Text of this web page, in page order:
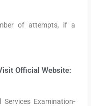
of attempts, if a
Official Website:
Examination-